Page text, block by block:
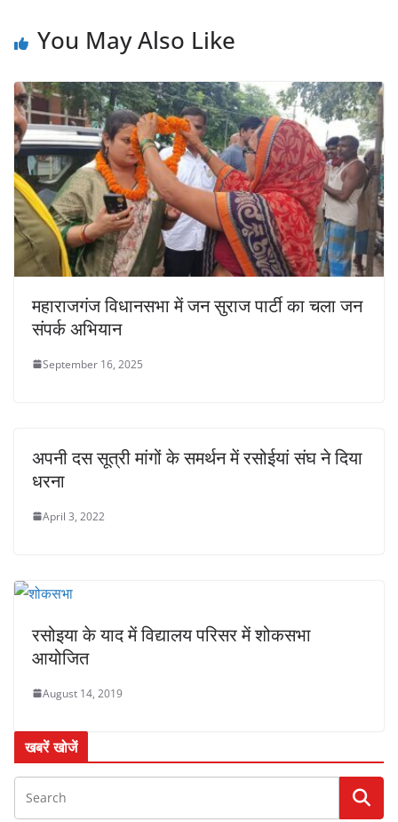
p o k
You May Also Like
महाराजगंज विधानसभा में जन सुराज पार्टी का चला जन
संपर्क अभियान
September 16, 2025
अपनी दस सूत्री मांगों के समर्थन में रसोईयां संघ ने दिया
धरना
April 3, 2022
रसोइया के याद में विद्यालय परिसर में शोकसभा
आयोजित
August 14, 2019
खबरें खोजें